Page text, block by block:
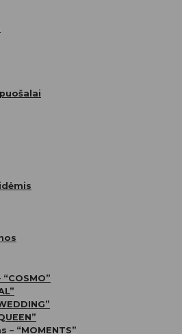
“MOMENTS”